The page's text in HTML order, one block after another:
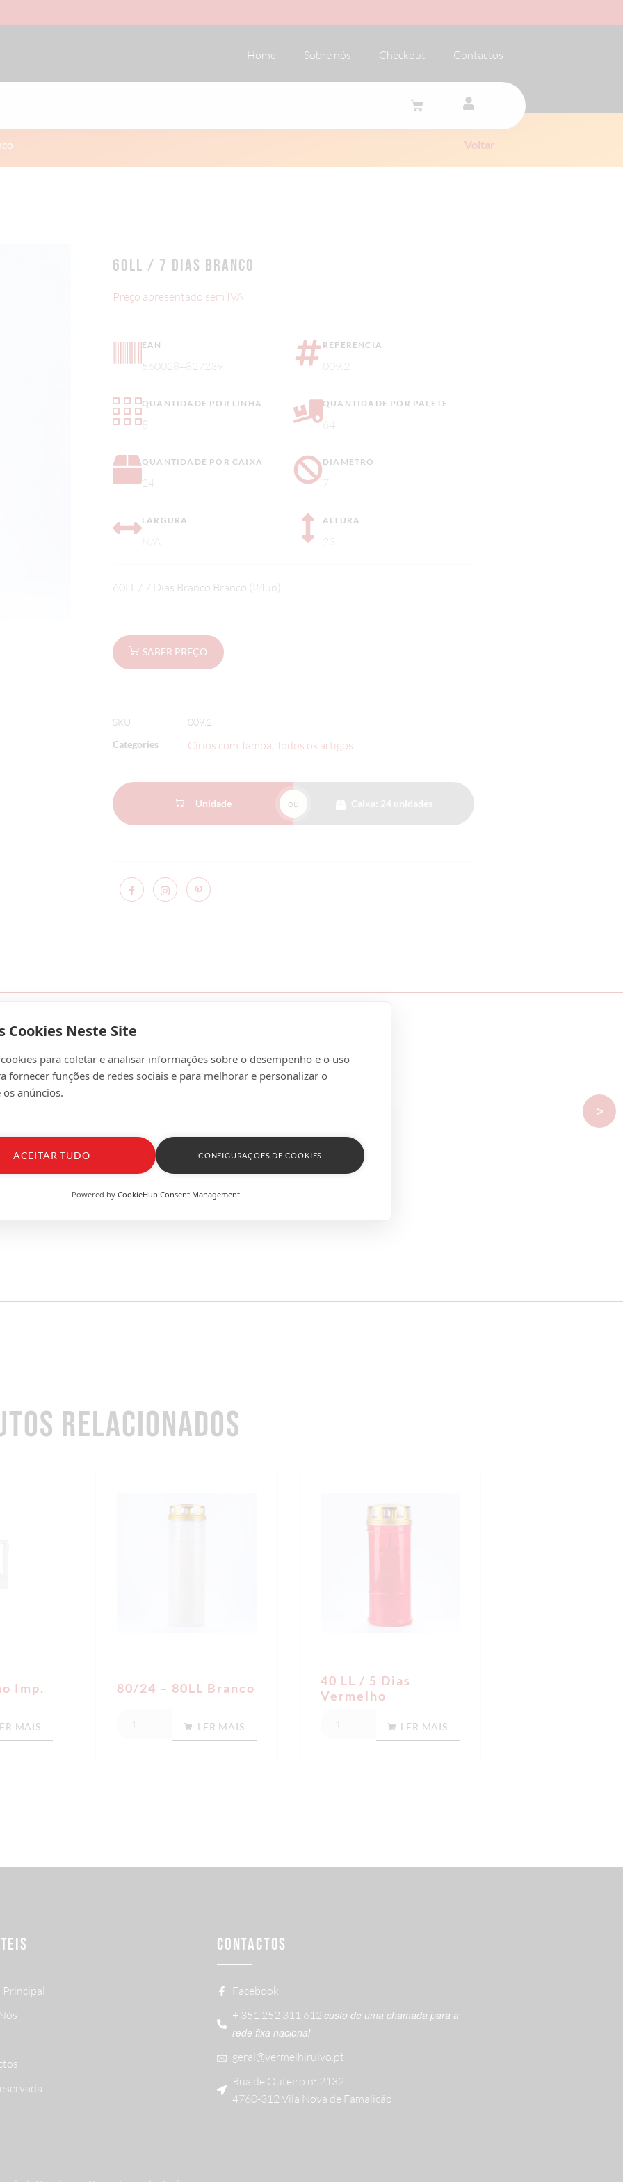
Cookies Neste Site
para coletar e analisar informações sobre o desempenho e o uso
fornecer funções de redes sociais e para melhorar e personalizar o
anúncios.
ACEITAR TUDO CONFIGURAÇÕES DE COOKIES
Powered by CookieHub Consent Management
Home Sobre nós Checkout Contactos
Voltar
60LL / 7 DIAS BRANCO
Preço apresentado sem IVA
EAN
5600284827239
QUANTIDADE POR LINHA
8
QUANTIDADE POR CAIXA
24
LARGURA
N/A
REFERENCIA
009.2
QUANTIDADE POR PALETE
64
DIAMETRO
ALTURA
23
60LL / 7 Dias Branco Branco (24un)
SABER PREÇO
SKU
009.2
Categories
Círios com Tampa, Todos os artigos
Unidade ou Caixa: 24 unidades
(0)
RELACIONADOS
Imp.
MAIS
80/24 – 80LL Branco
LER MAIS
40 LL / 5 Dias
Vermelho
LER MAIS
CONTACTOS
Facebook
+ 351 252 311 612custo de uma chamada para a
rede fixa nacional
geral@vermelhiruivo.pt
Rua de Outeiro nº 2132
4760-312 Vila Nova de Famalicão
>